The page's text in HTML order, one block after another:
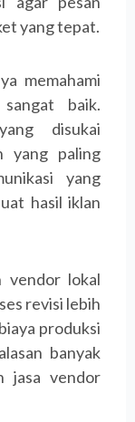
yang tepat.
memahami
baik.
disukai
yang paling
yang
hasil iklan
vendor lokal
revisi lebih
produksi
banyak
jasa vendor